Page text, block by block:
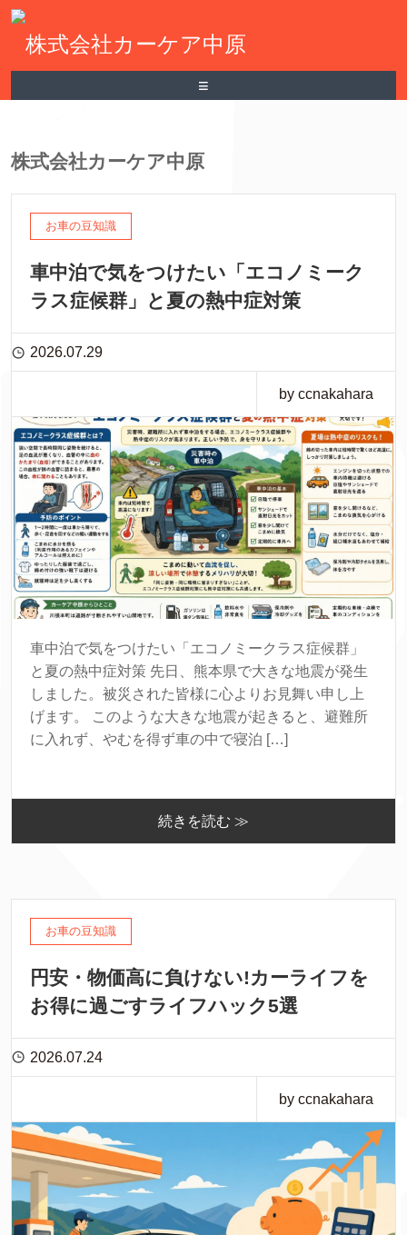
≡
株式会社カーケア中原
お車の豆知識
車中泊で気をつけたい「エコノミーク
ラス症候群」と夏の熱中症対策
2026.07.29
by ccnakahara
車中泊で気をつけたい「エコノミークラス症候群」
と夏の熱中症対策 先日、熊本県で大きな地震が発生
しました。被災された皆様に心よりお見舞い申し上
げます。 このような大きな地震が起きると、避難所
に入れず、やむを得ず車の中で寝泊 […]
続きを読む ≫
お車の豆知識
円安・物価高に負けない!カーライフを
お得に過ごすライフハック5選
2026.07.24
by ccnakahara